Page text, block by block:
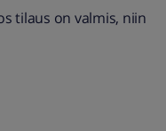
tilaus on valmis, niin